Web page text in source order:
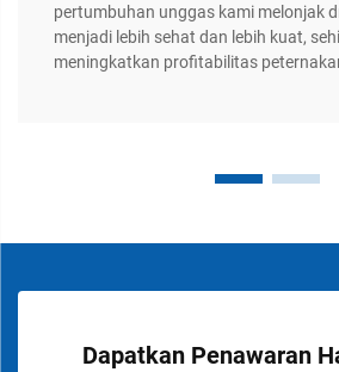
pertumbuhan unggas kami melonjak
menjadi lebih sehat dan lebih kuat,
meningkatkan profitabilitas
Dapatkan Penawaran